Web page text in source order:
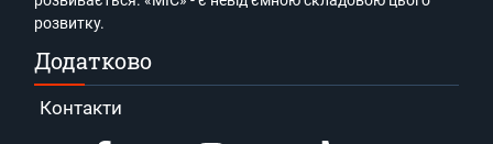
розвитку.
Додатково
Контакти